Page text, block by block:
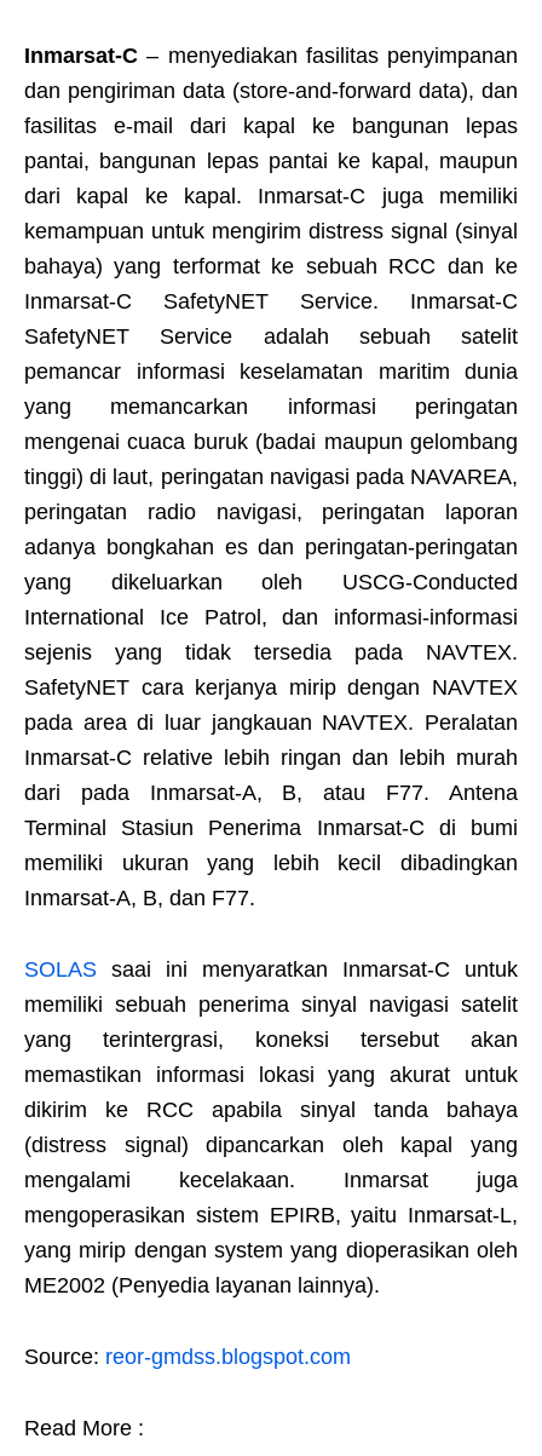
Inmarsat-C – menyediakan fasilitas penyimpanan
dan pengiriman data (store-and-forward data), dan
fasilitas e-mail dari kapal ke bangunan lepas
pantai, bangunan lepas pantai ke kapal, maupun
dari kapal ke kapal. Inmarsat-C juga memiliki
kemampuan untuk mengirim distress signal (sinyal
bahaya) yang terformat ke sebuah RCC dan ke
Inmarsat-C SafetyNET Service. Inmarsat-C
SafetyNET Service adalah sebuah satelit
pemancar informasi keselamatan maritim dunia
yang memancarkan informasi peringatan
mengenai cuaca buruk (badai maupun gelombang
tinggi) di laut, peringatan navigasi pada NAVAREA,
peringatan radio navigasi, peringatan laporan
adanya bongkahan es dan peringatan-peringatan
yang dikeluarkan oleh USCG-Conducted
International Ice Patrol, dan informasi-informasi
sejenis yang tidak tersedia pada NAVTEX.
SafetyNET cara kerjanya mirip dengan NAVTEX
pada area di luar jangkauan NAVTEX. Peralatan
Inmarsat-C relative lebih ringan dan lebih murah
dari pada Inmarsat-A, B, atau F77. Antena
Terminal Stasiun Penerima Inmarsat-C di bumi
memiliki ukuran yang lebih kecil dibadingkan
Inmarsat-A, B, dan F77.
SOLAS saai ini menyaratkan Inmarsat-C untuk
memiliki sebuah penerima sinyal navigasi satelit
yang terintergrasi, koneksi tersebut akan
memastikan informasi lokasi yang akurat untuk
dikirim ke RCC apabila sinyal tanda bahaya
(distress signal) dipancarkan oleh kapal yang
mengalami kecelakaan. Inmarsat juga
mengoperasikan sistem EPIRB, yaitu Inmarsat-L,
yang mirip dengan system yang dioperasikan oleh
ME2002 (Penyedia layanan lainnya).
Source: reor-gmdss.blogspot.com
Read More :